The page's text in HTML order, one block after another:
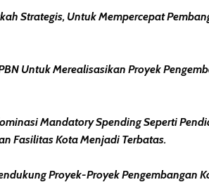
Strategis, Untuk Mempercepat
Untuk Merealisasikan Proyek
Mandatory Spending Seperti
Fasilitas Kota Menjadi Terbatas.
Proyek-Proyek Pengembangan